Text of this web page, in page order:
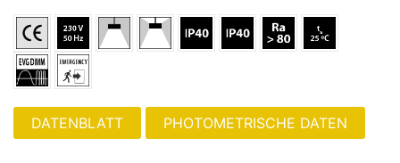
PHOTOMETRISCHE DATEN